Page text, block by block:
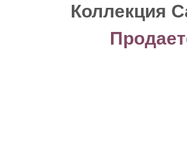
Коллекция